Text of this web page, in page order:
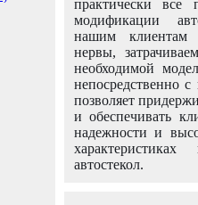
практически все
модификации
нашим клиентам
нервы,
необходимой
непосредственно
позволяет
и обеспечивать
надежности и
автостекол.